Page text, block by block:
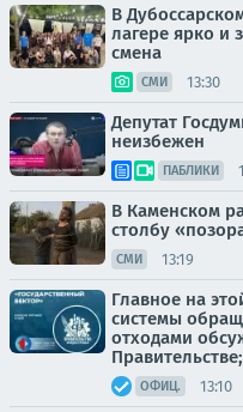
В
лагере ярко и
смена
СМИ 13:30
Депутат
неизбежен
ПАБЛИКИ
В Каменском
столбу
СМИ 13:19
Главное на
системы
отходами
Правительстве;
ОФИЦ. 13:10